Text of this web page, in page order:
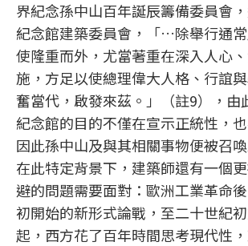
界紀念孫中山百年誕辰籌備委員會
紀念館建築委員會，「…除舉行通
使隆重而外，尤當著重在深入人心
施，方足以使總理偉大人格、行誼
奮當代，啟發來茲。」（註9），由
紀念館的目的不僅在宣示正統性，
因此孫中山及與其相關事物便被召
在此特定背景下，建築師還有一個
避的問題需要面對：歐洲工業革命
初開始的新形式論戰，至二十世紀
起，西方花了百年時間思考現代性